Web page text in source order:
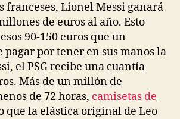
franceses, Lionel Messi ganará
de euros al año. Esto
90-150 euros que un
pagar por tener en sus manos la
el PSG recibe una cuantía
Más de un millón de
de 72 horas, camisetas de
que la elástica original de Leo